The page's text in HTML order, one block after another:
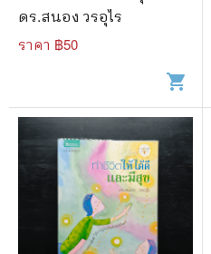
ดร.สนอง วรอุไร
ราคา ฿50
shopping_cart